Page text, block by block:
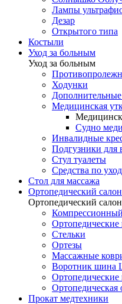
Лампы
Дезар
Открытого типа
Костыли
Уход за больным
Уход за больным
Ходунки
Медицинская
Судно
Инвалидные
Подгузники для
Стул туалеты
Средства по
Cтол для массажа
Ортопедический салон
Ортопедический салон
Ортопедические
Стельки
Ортезы
Массажные
Воротник шина
Ортопедическая
Прокат медтехники